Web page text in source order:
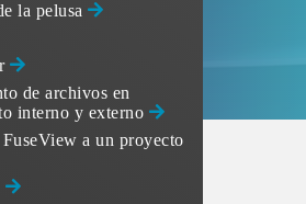
la pelusa
de archivos en
interno y externo
a un proyecto